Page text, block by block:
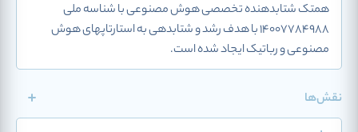
همتک شتابدهنده تخصصی هوش مصنوعی با شناسه ملی
14007784988 با هدف رشد و شتابدهی به استارتاپهای هوش
مصنوعی و رباتیک ایجاد شده است.
نقش‌ها